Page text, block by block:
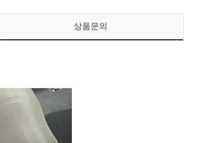
상품문의